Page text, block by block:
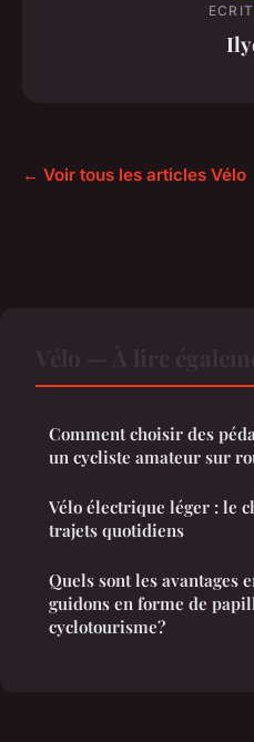
← Voir tous les articles Vélo
Comment choisir des
un cycliste amateur sur
Vélo électrique léger : le
trajets quotidiens
Quels sont les avantages
guidons en forme de
cyclotourisme?